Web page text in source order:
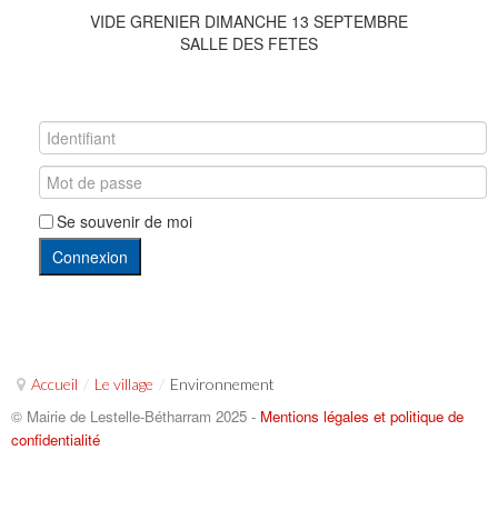
VIDE GRENIER DIMANCHE 13 SEPTEMBRE
SALLE DES FETES
Se souvenir de moi
Connexion
Accueil / Le village / Environnement
© Mairie de Lestelle-Bétharram 2025 - Mentions légales et politique de
confidentialité